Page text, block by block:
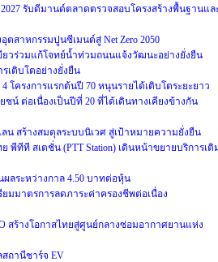
2027 รับดีมานด์ตลาดตรวจสอบโครงสร้างพื้นฐานแล
สาหกรรมปูนซีเมนต์สู่ Net Zero 2050
วร่วมแก้โจทย์น้ำท่วมถนนแจ้งวัฒนะอย่างยั่งยืน
เติบโตอย่างยั่งยืน
4 โครงการแรกต้นปี 70 หนุนรายได้เติบโตระยะยาว
น์ ต่อเนื่องเป็นปีที่ 20 ที่ได้เดินทางเคียงข้างกัน
น สร้างสมดุลระบบนิเวศ สู่เป้าหมายความยั่งยืน
พีทีที สเตชั่น (PTT Station) เดินหน้าขยายบริการเติ
ผลระหว่างกาล 4.50 บาทต่อหุ้น
มมาตรการลดภาระค่าครองชีพต่อเนื่อง
สร้างโอกาสไทยสู่ศูนย์กลางซ่อมอากาศยานแห่ง
สถานีชาร์จ EV